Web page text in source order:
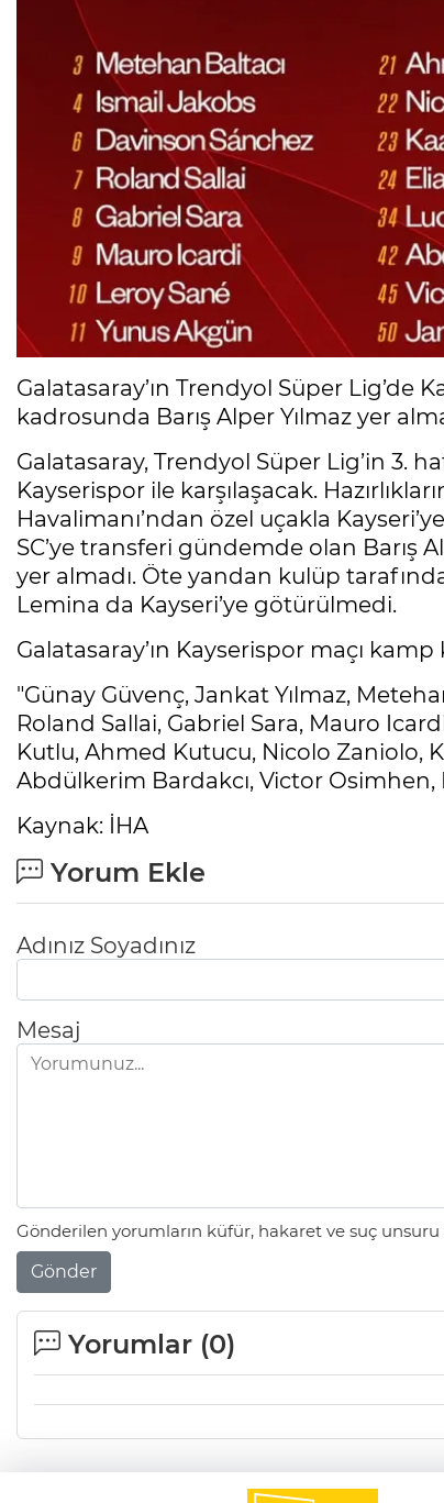
Galatasaray’ın Trendyol Süper Lig’de
kadrosunda Barış Alper Yılmaz yer
Galatasaray, Trendyol Süper Lig’in 3.
Kayserispor ile karşılaşacak.
Havalimanı’ndan özel uçakla
SC’ye transferi gündemde olan Barış
yer almadı. Öte yandan kulüp
Lemina da Kayseri’ye götürülmedi.
Galatasaray’ın Kayserispor maçı
"Günay Güvenç, Jankat Yılmaz,
Roland Sallai, Gabriel Sara, Mauro
Kutlu, Ahmed Kutucu, Nicolo Zaniolo,
Abdülkerim Bardakcı, Victor Osimhen,
Kaynak: İHA
Yorum Ekle
Adınız Soyadınız
Mesaj
Gönderilen yorumların küfür, hakaret ve suç
Gönder
Yorumlar (0)